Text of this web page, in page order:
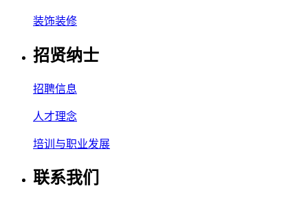
装饰装修
招贤纳士
招聘信息
人才理念
培训与职业发展
联系我们